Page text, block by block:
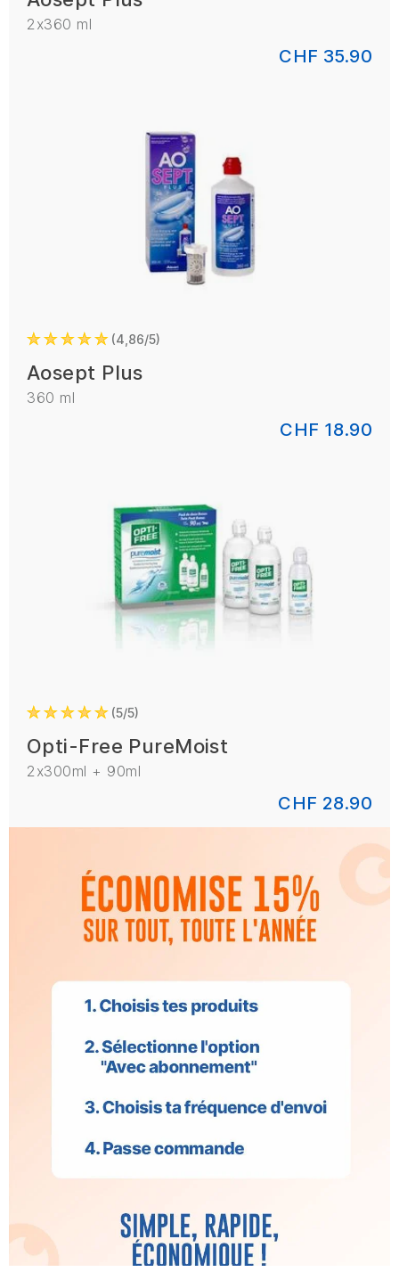
2x360 ml
CHF 35.90
4,86/5
Aosept Plus
360 ml
CHF 18.90
5/5
Opti-Free PureMoist
2x300ml + 90ml
CHF 28.90